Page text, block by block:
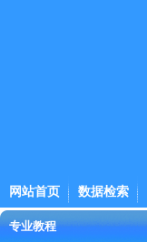
网站首页 数据检索
专业教程